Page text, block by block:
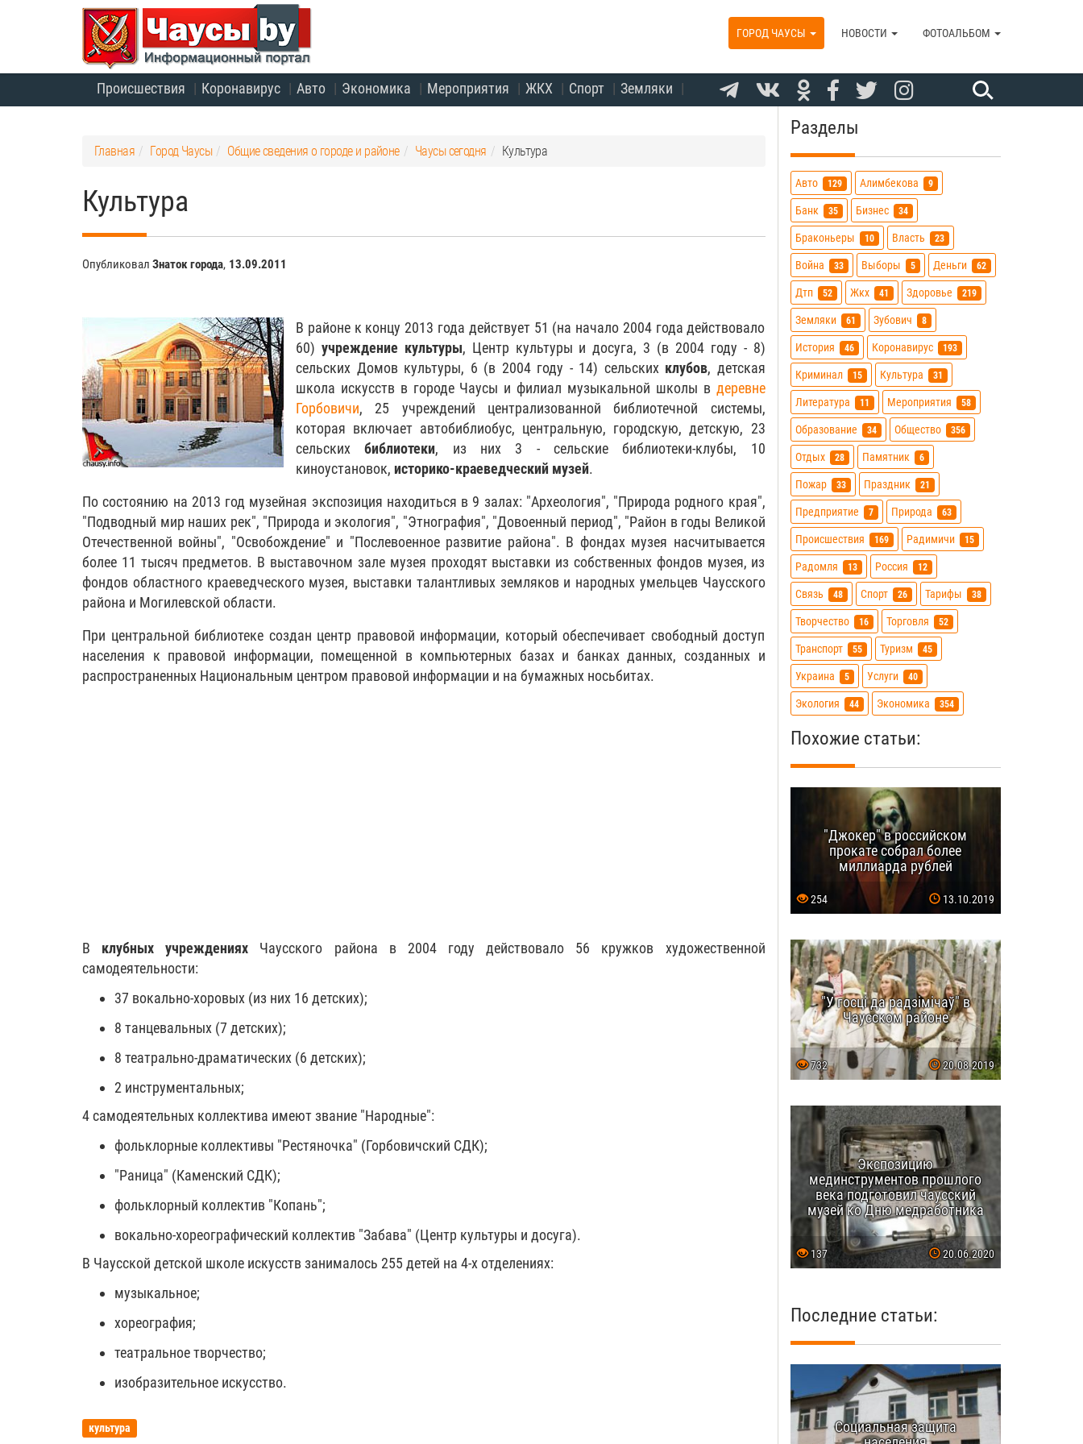
Происшествия Коронавирус Авто Экономика Мероприятия ЖКХ Спорт Земляки
ГОРОД ЧАУСЫ НОВОСТИ ФОТОАЛЬБОМ
Главная Город Чаусы Общие сведения о городе и районе Чаусы сегодня Культура
Культура
Опубликовал Знаток города, 13.09.2011
В районе к концу 2013 года действует 51 (на начало 2004 года действовало
60) учреждение культуры, Центр культуры и досуга, 3 (в 2004 году - 8)
сельских Домов культуры, 6 (в 2004 году - 14) сельских клубов, детская
школа искусств в городе Чаусы и филиал музыкальной школы в деревне
Горбовичи, 25 учреждений централизованной библиотечной системы,
которая включает автобиблиобус, центральную, городскую, детскую, 23
сельскихбиблиотеки, из них 3 - сельские библиотеки-клубы, 10
киноустановок, историко-краеведческий музей.
По состоянию на 2013 год музейная экспозиция находиться в 9 залах: "Археология", "Природа родного края",
"Подводный мир наших рек", "Природа и экология", "Этнография", "Довоенный период", "Район в годы Великой
Отечественной войны", "Освобождение" и "Послевоенное развитие района". В фондах музея насчитывается
более 11 тысяч предметов. В выставочном зале музея проходят выставки из собственных фондов музея, из
фондов областного краеведческого музея, выставки талантливых земляков и народных умельцев Чаусского
района и Могилевской области.
При центральной библиотеке создан центр правовой информации, который обеспечивает свободный доступ
населения к правовой информации, помещенной в компьютерных базах и банках данных, созданных и
распространенных Национальным центром правовой информации и на бумажных носьбитах.
В клубных учреждениях Чаусского района в 2004 году действовало 56 кружков художественной
самодеятельности:
37 вокально-хоровых (из них 16 детских);
8 танцевальных (7 детских);
8 театрально-драматических (6 детских);
2 инструментальных;
4 самодеятельных коллектива имеют звание "Народные":
фольклорные коллективы "Рестяночка" (Горбовичский СДК);
"Раница" (Каменский СДК);
фольклорный коллектив "Копань";
вокально-хореографический коллектив "Забава" (Центр культуры и досуга).
В Чаусской детской школе искусств занималось 255 детей на 4-х отделениях:
музыкальное;
хореография;
театральное творчество;
изобразительное искусство.
культура
Разделы
Авто 129 Алимбекова 9
Банк 35 Бизнес 34
Браконьеры 10 Власть 23
Война 33 Выборы 5 Деньги 62
Дтп 52 Жкх 41 Здоровье 219
Земляки 61 Зубович 8
История 46 Коронавирус 193
Криминал 15 Культура 31
Литература 11 Мероприятия 58
Образование 34 Общество 356
Отдых 28 Памятник 6
Пожар 33 Праздник 21
Предприятие 7 Природа 63
Происшествия 169 Радимичи 15
Радомля 13 Россия 12
Связь 48 Спорт 26 Тарифы 38
Творчество 16 Торговля 52
Транспорт 55 Туризм 45
Украина 5 Услуги 40
Экология 44 Экономика 354
Похожие статьи:
"Джокер" в российском
прокате собрал более
миллиарда рублей
254 13.10.2019
"У госці да радзімічаў" в
Чаусском районе
732 20.08.2019
Экспозицию
мединструментов прошлого
века подготовил чаусский
музей ко Дню медработника
137 20.06.2020
Последние статьи:
Социальная защита